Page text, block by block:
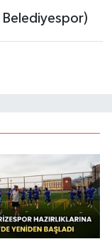
Belediyespor)